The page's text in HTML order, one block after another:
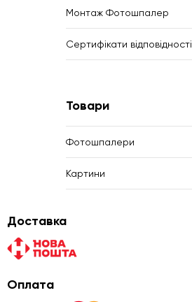
Монтаж Фотошпалер
Сертифікати відповідності
Товари
Фотошпалери
Картини
Доставка
Оплата